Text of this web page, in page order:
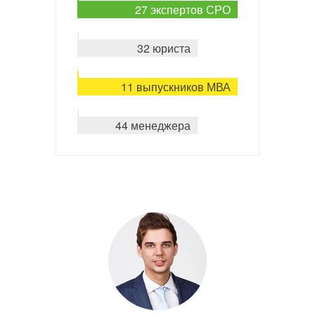
27 экспертов СРО
32 юриста
11 выпускников МВА
44 менеджера